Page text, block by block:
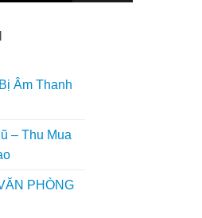
Âm Thanh
– Thu Mua
PHÒNG